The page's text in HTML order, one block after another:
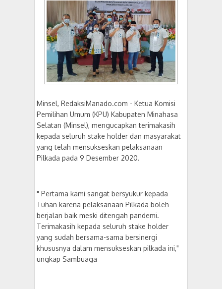
Minsel, RedaksiManado.com - Ketua Komisi
Pemilihan Umum (KPU) Kabupaten Minahasa
Selatan (Minsel), mengucapkan terimakasih
kepada seluruh stake holder dan masyarakat
yang telah mensukseskan pelaksanaan
Pilkada pada 9 Desember 2020.
" Pertama kami sangat bersyukur kepada
Tuhan karena pelaksanaan Pilkada boleh
berjalan baik meski ditengah pandemi.
Terimakasih kepada seluruh stake holder
yang sudah bersama-sama bersinergi
khususnya dalam mensukseskan pilkada ini,"
ungkap Sambuaga